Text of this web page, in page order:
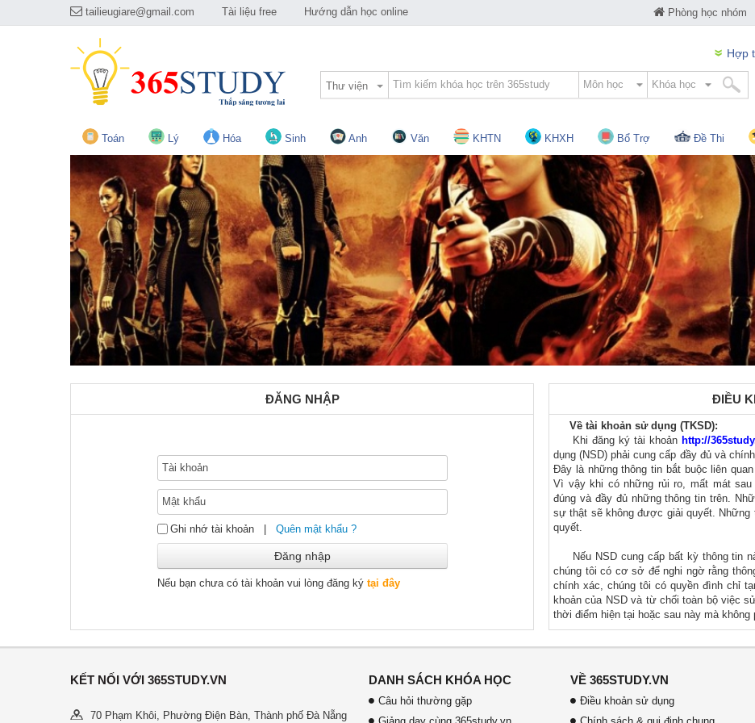
tailieugiare@gmail.com Tài liệu free Hướng dẫn học online Phòng học nhóm
Hợp
Thư viện
Toán Lý Hóa Sinh Anh Văn KHTN KHXH Bổ Trợ Đề Thi
ĐĂNG NHẬP
Ghi nhớ tài khoản| Quên mật khẩu ?
Nếu bạn chưa có tài khoản vui lòng đăng ký tại đây
ĐIỀU
Về tài khoản sử dụng (TKSD):
Khi đăng ký tài khoản http://
dụng (NSD) phải cung cấp đầy đủ và
Đây là những thông tin bắt buộc liên
Vì vậy khi có những rủi ro, mất mát
đúng và đầy đủ những thông tin trên.
sự thật sẽ không được giải quyết.
quyết.
Nếu NSD cung cấp bất kỳ thông tin
chúng tôi có cơ sở để nghi ngờ rằng
chính xác, chúng tôi có quyền đình chỉ
khoản của NSD và từ chối toàn bộ việc
thời điểm hiện tại hoặc sau này mà
trong hệ thống của
mật khẩu bị lộ ra ngoài dưới bất kỳ hình
về mọi tổn thất phát sinh. Tuyệt đối
nào khác để can thiệp vào các dịch vụ
KẾT NỐI VỚI 365STUDY.VN
70 Phạm Khôi, Phường Điện Bàn, Thành phố Đà Nẵng
DANH SÁCH KHÓA HỌC
Câu hỏi thường gặp
Giảng dạy cùng 365study.vn
VỀ 365STUDY.VN
Điều khoản sử dụng
Chính sách & qui định chung